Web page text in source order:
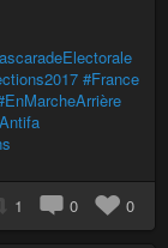
#France
1 0 0